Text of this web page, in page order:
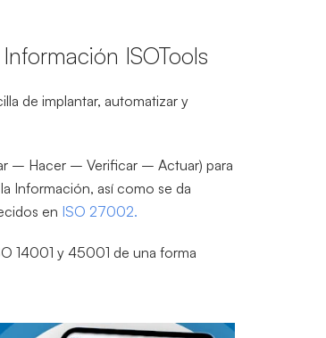
ISOTools
de implantar, automatizar y
– Hacer – Verificar – Actuar) para
Información, así como se da
en ISO 27002.
14001 y 45001 de una forma